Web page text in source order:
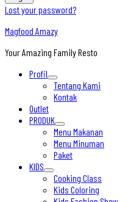
Lost your password?
Magfood Amazy
Your Amazing Family Resto
Profil
Tentang Kami
Kontak
Outlet
PRODUK
Menu Makanan
Menu Minuman
Paket
KIDS
Cooking Class
Kids Coloring